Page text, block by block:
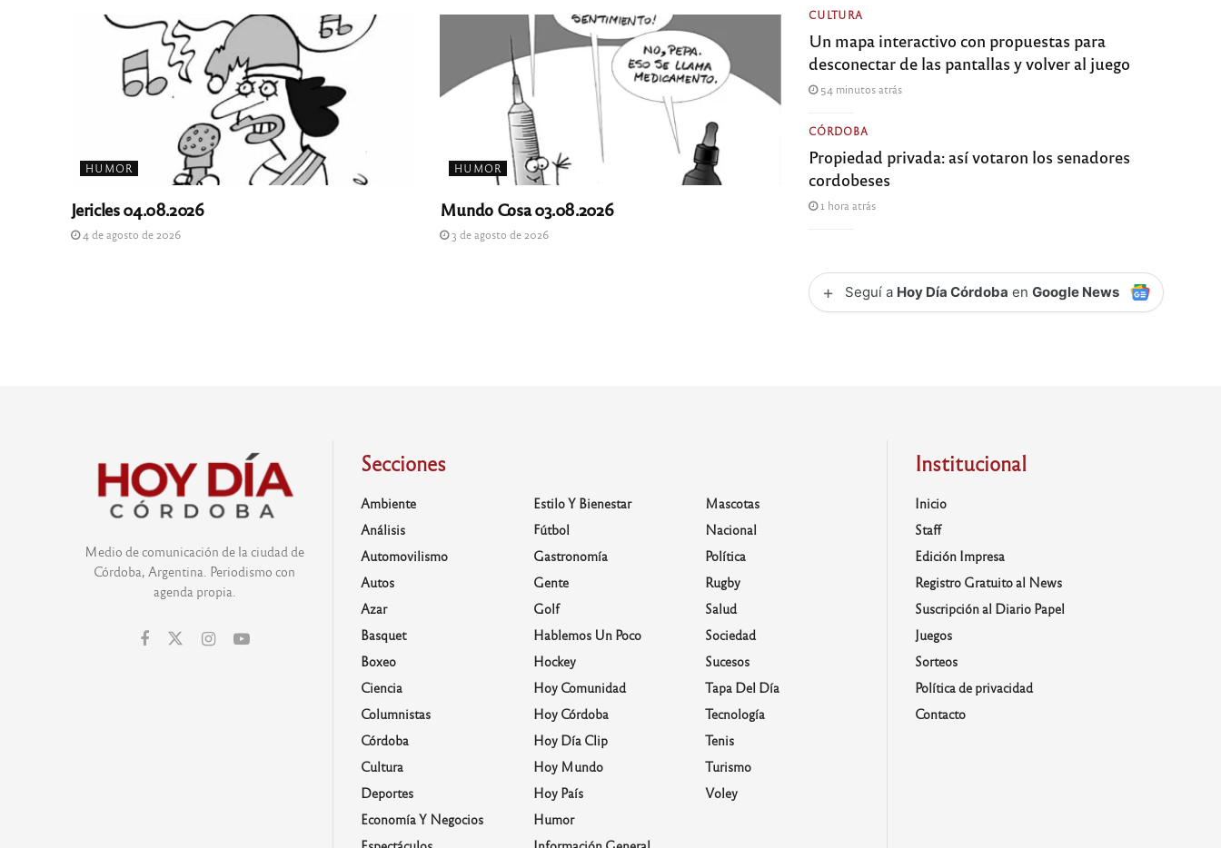
HUMOR
Jericles 04.08.2026
4 de agosto de 2026
HUMOR
Mundo Cosa 03.08.2026
3 de agosto de 2026
CULTURA
Un mapa interactivo con propuestas para
desconectar de las pantallas y volver al juego
54 minutos atrás
CÓRDOBA
Propiedad privada: así votaron los senadores
cordobeses
1 hora atrás
+ Seguí a Hoy Día Córdoba enGoogle News
Medio de comunicación de la ciudad de
Córdoba, Argentina. Periodismo con
agenda propia.
Secciones
Ambiente
Análisis
Automovilismo
Autos
Azar
Basquet
Boxeo
Ciencia
Columnistas
Córdoba
Cultura
Deportes
Economía Y Negocios
Estilo Y Bienestar
Fútbol
Gastronomía
Gente
Golf
Hablemos Un Poco
Hockey
Hoy Comunidad
Hoy Córdoba
Hoy Día Clip
Hoy Mundo
Hoy País
Humor
Mascotas
Nacional
Política
Rugby
Salud
Sociedad
Sucesos
Tapa Del Día
Tecnología
Tenis
Turismo
Voley
Institucional
Inicio
Staff
Edición Impresa
Registro Gratuito al News
Suscripción al Diario Papel
Juegos
Sorteos
Política de privacidad
Contacto